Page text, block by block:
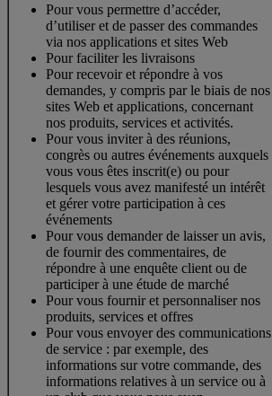
Pour vous permettre d’accéder,
d’utiliser et de passer des commandes
via nos applications et sites Web
Pour faciliter les livraisons
Pour recevoir et répondre à vos
demandes, y compris par le biais de nos
sites Web et applications, concernant
nos produits, services et activités.
Pour vous inviter à des réunions,
congrès ou autres événements auxquels
vous vous êtes inscrit(e) ou pour
lesquels vous avez manifesté un intérêt
et gérer votre participation à ces
événements
Pour vous demander de laisser un avis,
de fournir des commentaires, de
répondre à une enquête client ou de
participer à une étude de marché
Pour vous fournir et personnaliser nos
produits, services et offres
Pour vous envoyer des communications
de service : par exemple, des
informations sur votre commande, des
informations relatives à un service ou à